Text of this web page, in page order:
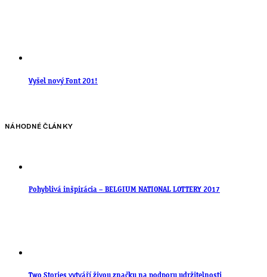
Vyšel nový Font 201!
NÁHODNÉ ČLÁNKY
Pohyblivá inšpirácia – BELGIUM NATIONAL LOTTERY 2017